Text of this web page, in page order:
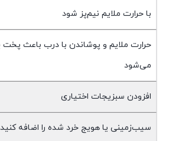
با حرارت ملایم نیم‌پز شود
حرارت ملایم و پوشاندن با درب باعث
می‌شود
افزودن سبزیجات اختیاری
سیب‌زمینی یا هویج خرد شده را اضافه کنید